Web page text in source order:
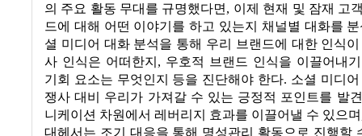
의 주요 활동 무대를 규명했다면, 이제 현재 및 잠재 고
드에 대해 어떤 이야기를 하고 있는지 채널별 대화를
셜 미디어 대화 분석을 통해 우리 브랜드에 대한 인식
사 인식은 어떠한지, 우호적 브랜드 인식을 이끌어내
기회 요소는 무엇인지 등을 진단해야 한다. 소셜 미디
쟁사 대비 우리가 가져갈 수 있는 긍정적 포인트를 발
니케이션 차원에서 레버리지 효과를 이끌어낼 수 있으
대헤서는 조기 대응을 통해 명성관리 활동으로 진행할